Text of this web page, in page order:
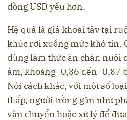
đồng USD yếu hơn.
Hệ quả là giá khoai tây tại
khúc rơi xuống mức khó tin.
dùng làm thức ăn chăn nuôi
âm, khoảng -0,86 đến -0,87
Nói cách khác, với một số
thấp, người trồng gần như
vận chuyển hoặc xử lý để